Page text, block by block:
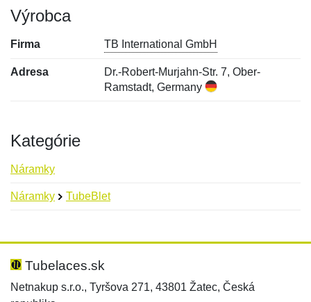
Výrobca
Firma TB International GmbH
Adresa
Dr.-Robert-Murjahn-Str. 7, Ober-
Ramstadt, Germany
Kategórie
Náramky
Náramky TubeBlet
Hodnotenie:
Meno:
Tubelaces.sk
Netnakup s.r.o., Tyršova 271, 43801 Žatec, Česká